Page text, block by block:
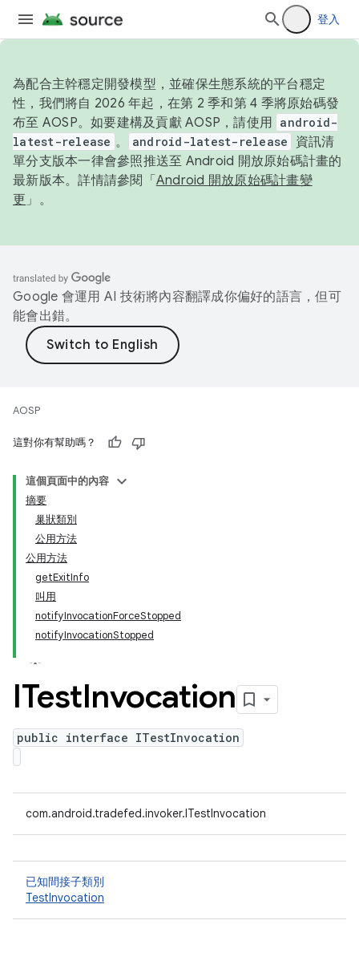
登入
為配合主幹穩定開發模型，並確保生態系統的平台穩定
性，我們將自 2026 年起，在第 2 季和第 4 季將原始碼發
布至 AOSP。如要建構及貢獻 AOSP，請使用 android-
latest-release 。 android-latest-release
資訊清
單分支版本一律會參照推送至 Android 開放原始碼計畫的
最新版本。詳情請參閱「 Android 開放原始碼計畫變
更 」。
Google 會運用 AI 技術將內容翻譯成你偏好的語言，但可
能會出錯。
AOSP
這對你有幫助嗎？
這個頁面中的內容
摘要
巢狀類別
公用方法
公用方法
getExitInfo
叫用
notifyInvocationForceStopped
notifyInvocationStopped
ITestInvocation
public interface ITestInvocation
com.android.tradefed.invoker.ITestInvocation
已知間接子類別
TestInvocation